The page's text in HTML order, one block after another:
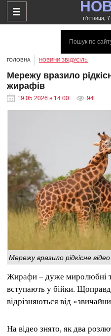
п'ятниця,
ГОЛОВНА НОВИНИ ЗВІДУСІЛЬ
Мережу вразило
жирафів
19.05.2026 в 14:00 94
Мережу вразило рідкісне
Жирафи – дуже миролюбні
вступають у бійки.
відрізняються від
На відео знято, як два